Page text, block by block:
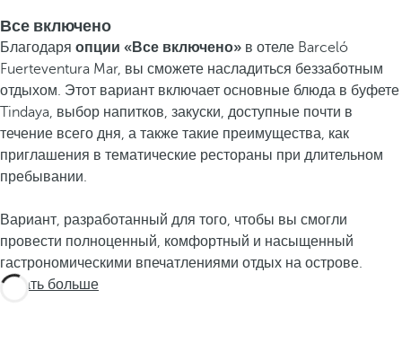
Все включено
Благодаря опции «Все включено» в отеле Barceló
Fuerteventura Mar, вы сможете насладиться беззаботным
отдыхом. Этот вариант включает основные блюда в буфете
Tindaya, выбор напитков, закуски, доступные почти в
течение всего дня, а также такие преимущества, как
приглашения в тематические рестораны при длительном
пребывании.
Вариант, разработанный для того, чтобы вы смогли
провести полноценный, комфортный и насыщенный
гастрономическими впечатлениями отдых на острове.
Узнать больше